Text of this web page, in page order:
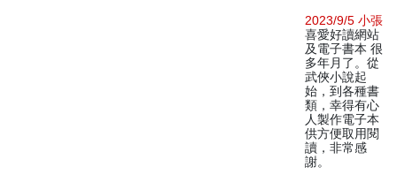
2023/9/5 小張
喜愛好讀網站
及電子書本 很
多年月了。從
武俠小說起
始，到各種書
類，幸得有心
人製作電子本
供方便取用閱
讀，非常感
謝。